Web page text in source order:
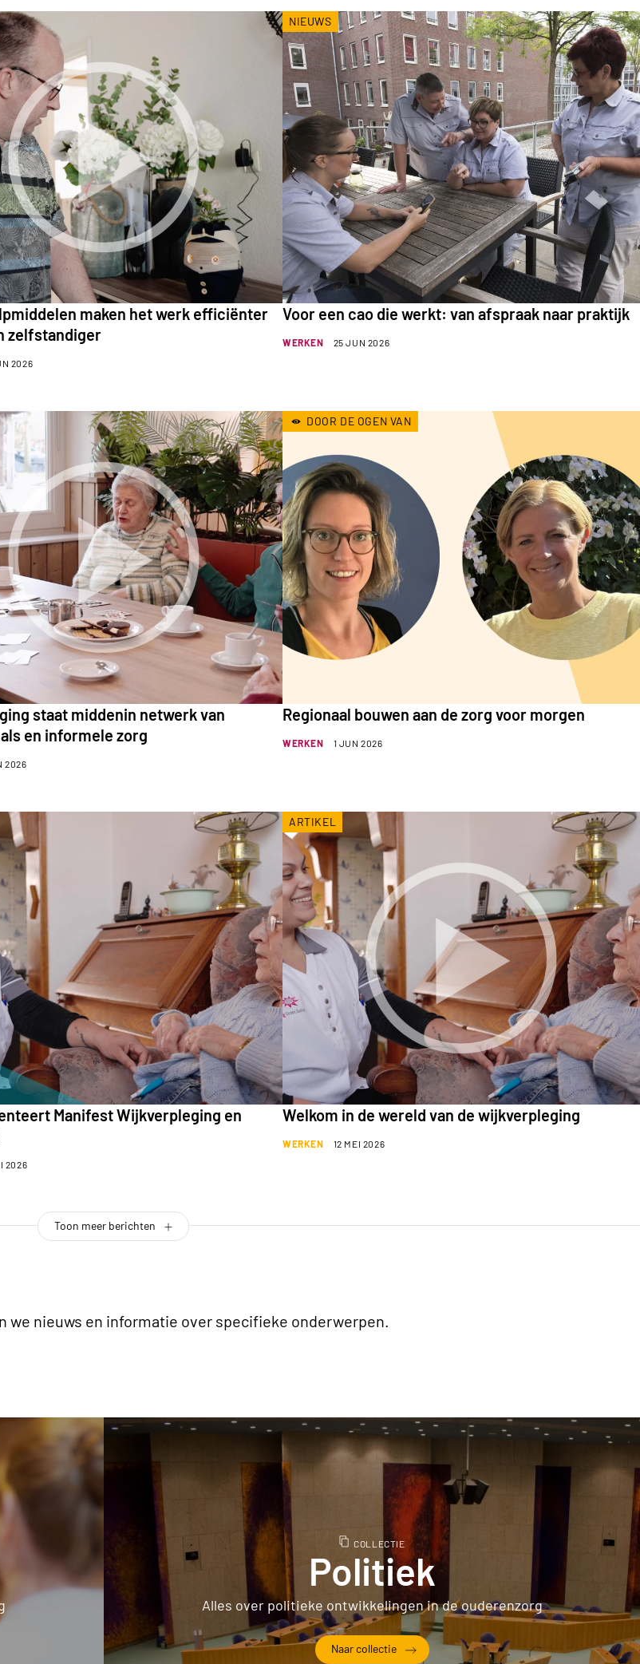
2026
maken het werk efficiënter
zelfstandiger
WERKEN 25 JUN 2026
Voor een cao die werkt: van afspraak naar praktijk
NIEUWS
2026
staat middenin netwerk van
en informele zorg
WERKEN 1 JUN 2026
Regionaal bouwen aan de zorg voor morgen
DOOR DE OGEN VAN
2026
Manifest Wijkverpleging en
WERKEN 12 MEI 2026
Welkom in de wereld van de wijkverpleging
ARTIKEL
Toon meer berichten
we nieuws en informatie over specifieke onderwerpen.
COLLECTIE
Politiek
Alles over politieke ontwikkelingen in de ouderenzorg
Naar collectiePolitiek